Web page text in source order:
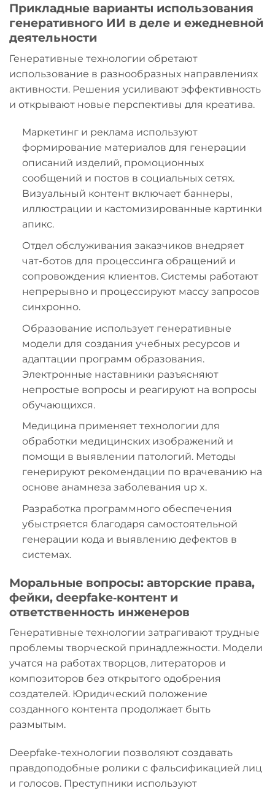
Прикладные варианты использования
генеративного ИИ в деле и ежедневной
деятельности
Генеративные технологии обретают
использование в разнообразных направлениях
активности. Решения усиливают эффективность
и открывают новые перспективы для креатива.
Маркетинг и реклама используют
формирование материалов для генерации
описаний изделий, промоционных
сообщений и постов в социальных сетях.
Визуальный контент включает баннеры,
иллюстрации и кастомизированные картинки
апикс.
Отдел обслуживания заказчиков внедряет
чат-ботов для процессинга обращений и
сопровождения клиентов. Системы работают
непрерывно и процессируют массу запросов
синхронно.
Образование использует генеративные
модели для создания учебных ресурсов и
адаптации программ образования.
Электронные наставники разъясняют
непростые вопросы и реагируют на вопросы
обучающихся.
Медицина применяет технологии для
обработки медицинских изображений и
помощи в выявлении патологий. Методы
генерируют рекомендации по врачеванию на
основе анамнеза заболевания up x.
Разработка программного обеспечения
убыстряется благодаря самостоятельной
генерации кода и выявлению дефектов в
системах.
Моральные вопросы: авторские права,
фейки, deepfake‑контент и
ответственность инженеров
Генеративные технологии затрагивают трудные
проблемы творческой принадлежности. Модели
учатся на работах творцов, литераторов и
композиторов без открытого одобрения
создателей. Юридический положение
созданного контента продолжает быть
размытым.
Deepfake-технологии позволяют создавать
правдоподобные ролики с фальсификацией лиц
и голосов. Преступники используют